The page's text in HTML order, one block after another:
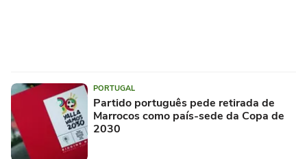
PORTUGAL
Partido português pede retirada de
Marrocos como país-sede da Copa de
2030